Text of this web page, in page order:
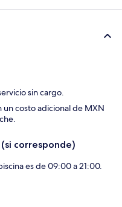
sin cargo.
un costo adicional de MXN
corresponde)
es de 09:00 a 21:00.